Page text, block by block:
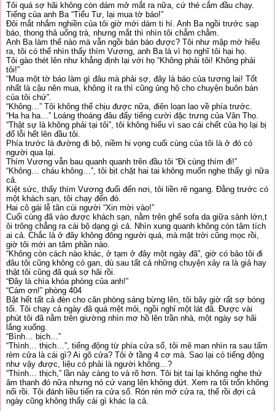
Tôi quá sợ hãi không còn dám mở mắt ra nữa, cứ thé cắm đầu chạy.
Tiếng của anh Ba “Tiểu Tư, lại mua tờ báo!”
Đôi mắt nhắm nghiền của tôi giờ mới dám ti hí. Anh Ba ngồi trước sạp
báo, thong thả uống trà, nhưng mắt thì nhìn tôi chẳm chằm.
Anh Ba làm thế nào mà vẫn ngồi bán báo được? Tôi như mập mờ hiểu
ra, tôi có thể nhìn thấy thím Vương, anh Ba là vì họ nghĩ tôi hại họ.
Tôi gào thét lên như khẳng định lại với họ “Không phải tôi! Không phải
tôi!”
“Mua một tờ báo làm gì đâu mà phải sợ, đây là báo của tương lai! Tốt
nhất là cậu nên mua, không ít ra thì cũng ủng hộ cho chuyện buôn bán
của tôi chứ”.
“Không…” Tôi không thể chịu được nữa, điên loạn lao về phía trước.
“Ha ha ha…” Loáng thoáng đâu đấy tiếng cười đặc trưng của Vân Thọ.
“Thật sự là không phải tại tôi”, tôi không hiểu vì sao cái chết của họ lại bị
đổ lỗi hết lên đầu tôi.
Phía trước là đường đi bộ, niềm hi vọng cuối cùng của tôi là ở đó có
người qua lại.
Thím Vương vẫn bau quanh quanh trên đầu tôi “Đi cùng thím đi!”
“Không… cháu không…”, tôi bịt chặt hai tai không muốn nghe thấy gì nữa
cả.
Kiệt sức, thấy thím Vương đuổi đến nơi, tôi liền rẽ ngang. Đằng trước có
một khách sạn, tôi chạy đến đó.
Hai cô gái lễ tân cúi người “Xin mời vào!”
Cuối cùng đã vào được khách sạn, nằm trên ghế sofa da giữa sảnh lớn,t
ôi trông chẳng ra cái bộ dạng gì cả. Nhìn xung quanh không còn tâm tích
ai cả. Chắc là ở đây không đông người quá, mà mặt trời cũng mọc rồi,
giờ tôi mới an tâm phần nào.
“Không còn cách nào khác, ở tạm ở đây một ngày đã”, giờ có bảo tôi đi
đâu tôi cũng không có gan, dù sau tất cả những chuyện xảy ra là giả hay
thật tôi cũng đã quá sợ hãi rồi.
“Đây là chìa khóa phòng của anh!”
“Cám ơn!” phòng 404
Bật hết tất cả đèn cho căn phòng sáng bừng lên, tôi bây giờ rất sợ bóng
tối. Tôi chạy cả ngày đã quá mệt mỏi, ngồi nghỉ một lát đã. Được vài
phút tôi đã nằm trên giường nhìn mơ hồ lên trần nhà, một ngày sợ hãi
lắng xuống.
“Bình… bịch…”
“Thình… thịch…”, tiếng động từ phía cửa sổ, tôi mê man nhìn ra sau tấm
rèm cửa là cái gì? Ai gõ cửa? Tôi ở tầng 4 cơ mà. Sao lại có tiếng động
như vậy được, liệu có phải là người không…?
“Thình… thịch,” lần này càng to và rõ hơn. Tôi bịt tai lại không nghe thứ
âm thanh đó nữa nhưng nó cứ vang lên không dứt. Xem ra tôi trốn không
nổi rồi. Tôi đánh liều tiến ra cửa sổ. Rón rén mở cửa ra, thế rồi đợi cả
ngày cũng không thấy cái gì khác lạ cả.